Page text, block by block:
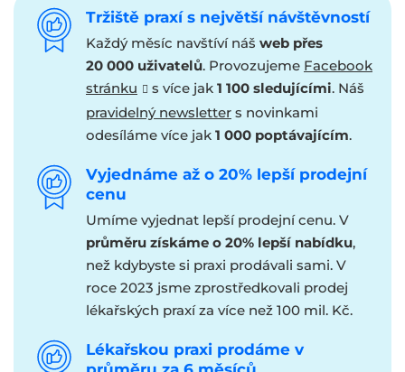
Tržiště praxí s největší návštěvností
Každý měsíc navštíví náš web přes
20 000 uživatelů. Provozujeme Facebook
stránku
s více jak 1 100 sledujícími. Náš
pravidelný newsletter s novinkami
odesíláme více jak 1 000 poptávajícím.
Vyjednáme až o 20% lepší prodejní
cenu
Umíme vyjednat lepší prodejní cenu. V
průměru získáme o 20% lepší nabídku,
než kdybyste si praxi prodávali sami. V
roce 2023 jsme zprostředkovali prodej
lékařských praxí za více než 100 mil. Kč.
Lékařskou praxi prodáme v